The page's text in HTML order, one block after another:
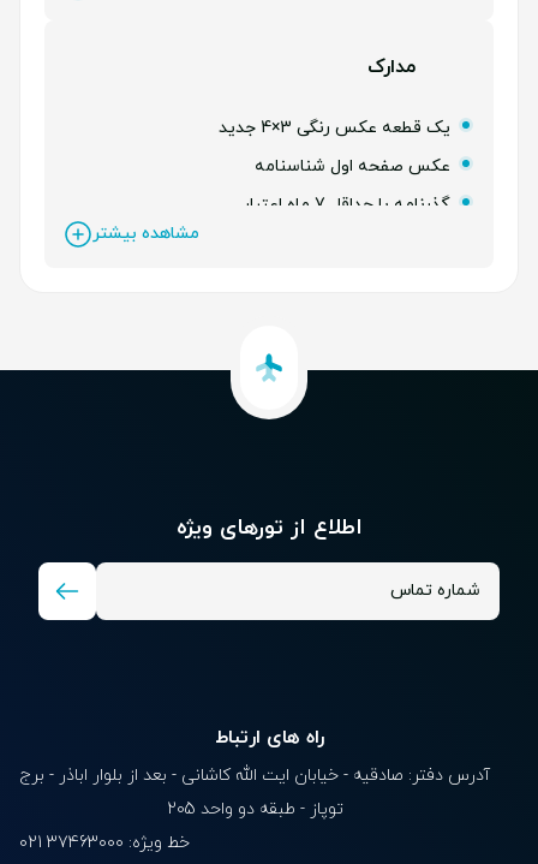
مدارک
یک قطعه عکس رنگی 3×4 جدید
عکس صفحه اول شناسنامه
گذرنامه با حداقل 7 ماه اعتبار
مشاهده بیشتر
اطلاع از تور‌های ویژه
راه های ارتباط
آدرس دفتر: صادقیه - خیابان ایت الله کاشانی - بعد از بلوار‌‌ اباذر - برج
توپاز - طبقه دو واحد 205
خط ویژه: 37463000 021